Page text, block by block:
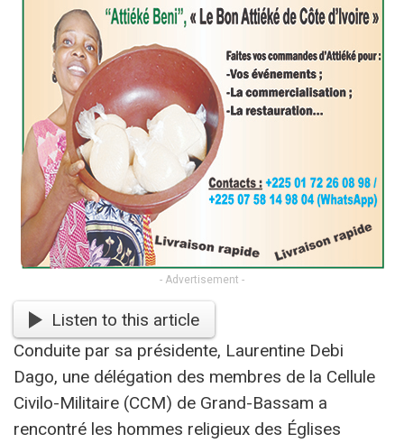
- Advertisement -
Listen to this article
Conduite par sa présidente, Laurentine Debi
Dago, une délégation des membres de la Cellule
Civilo-Militaire (CCM) de Grand-Bassam a
rencontré les hommes religieux des Églises